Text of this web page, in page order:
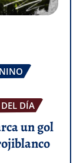
DÍA
un gol